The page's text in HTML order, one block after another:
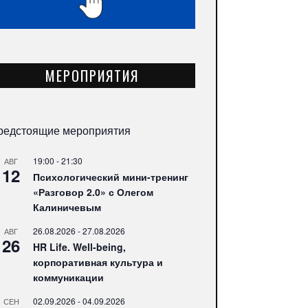
МЕРОПРИЯТИЯ
мероприятия
АВГ
12
19:00 -21:30
Психологический мини-тренинг
«Разговор 2.0» с Олегом
Калиничевым
АВГ
26
26.08.2026 -27.08.2026
HR Life. Well-being,
корпоративная культура и
коммуникации
СЕН 02.09.2026 -04.09.2026